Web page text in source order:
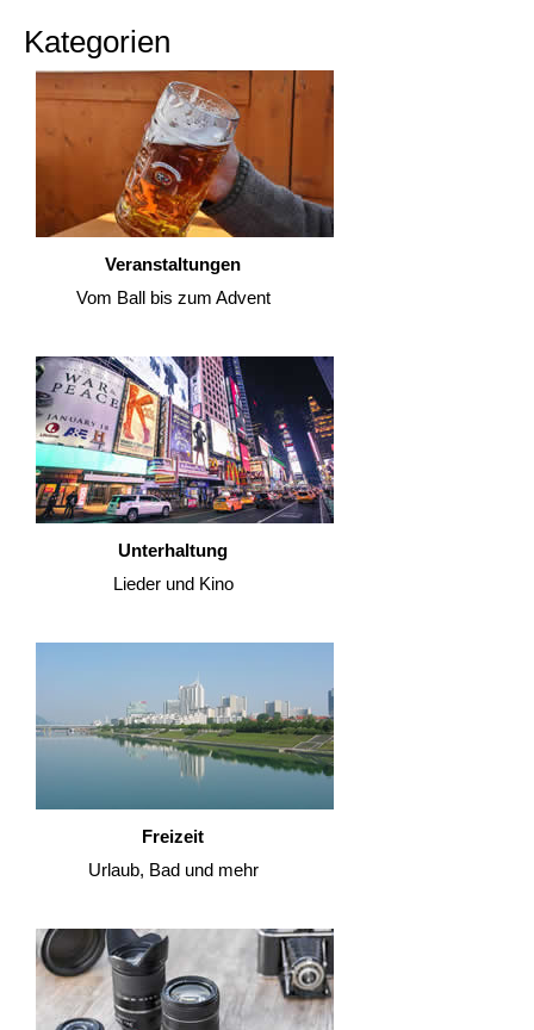
Kategorien
Veranstaltungen
Vom Ball bis zum Advent
Unterhaltung
Lieder und Kino
Freizeit
Urlaub, Bad und mehr